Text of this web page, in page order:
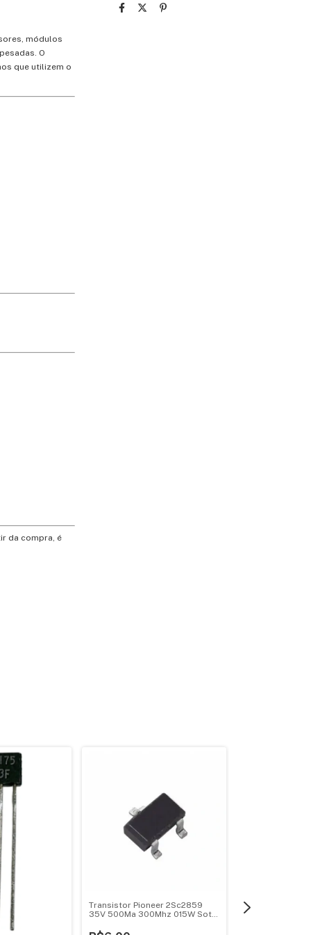
módulos
O
que utilizem o
da compra, é
Transistor Pioneer 2Sc2859
35V 500Ma 300Mhz 015W Sot-